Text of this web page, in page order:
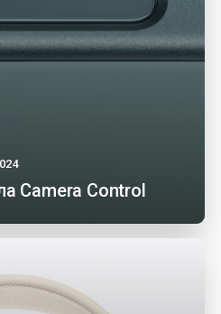
Camera Control